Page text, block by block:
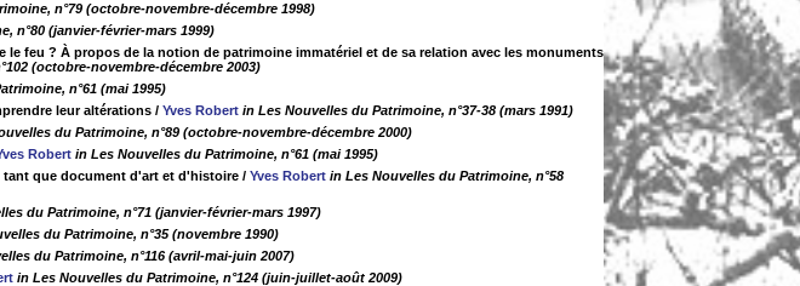
n°79 (octobre-novembre-décembre 1998)
n°80 (janvier-février-mars 1999)
feu ? À propos de la notion de patrimoine immatériel et de sa relation avec les monuments
(octobre-novembre-décembre 2003)
n°61 (mai 1995)
leur altérations / Yves Robert in Les Nouvelles du Patrimoine, n°37-38 (mars 1991)
du Patrimoine, n°89 (octobre-novembre-décembre 2000)
Robert in Les Nouvelles du Patrimoine, n°61 (mai 1995)
tant que document d'art et d'histoire / Yves Robert in Les Nouvelles du Patrimoine, n°58
du Patrimoine, n°71 (janvier-février-mars 1997)
du Patrimoine, n°35 (novembre 1990)
du Patrimoine, n°116 (avril-mai-juin 2007)
in Les Nouvelles du Patrimoine, n°124 (juin-juillet-août 2009)